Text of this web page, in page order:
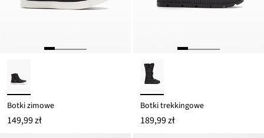
Botki zimowe
149,99 zł
Botki trekkingowe
189,99 zł